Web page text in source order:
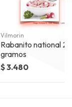
Vilmorin
Rabanito national 2
gramos
$ 3.480